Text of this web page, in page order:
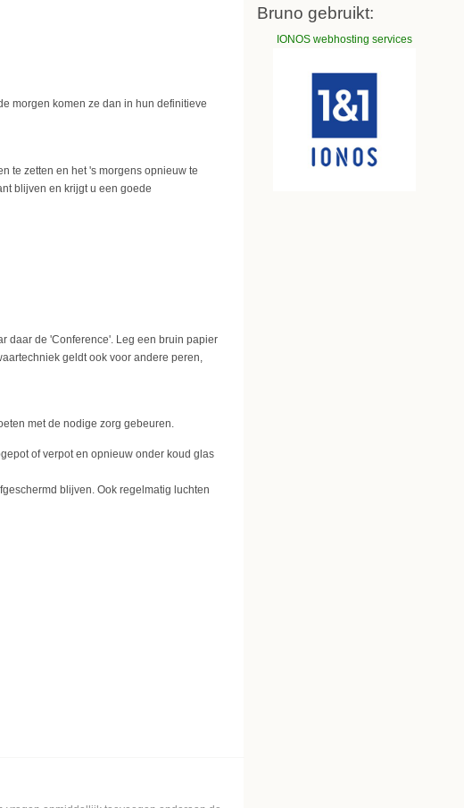
morgen komen ze dan in hun definitieve
te zetten en het 's morgens opnieuw te
blijven en krijgt u een goede
daar de 'Conference'. Leg een bruin papier
geldt ook voor andere peren,
met de nodige zorg gebeuren.
of verpot en opnieuw onder koud glas
blijven. Ook regelmatig luchten
Bruno gebruikt:
IONOS webhosting services